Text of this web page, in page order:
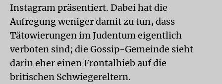
Instagram präsentiert. Dabei hat die
Aufregung weniger damit zu tun, dass
Tätowierungen im Judentum eigentlich
verboten sind; die Gossip-Gemeinde sieht
darin eher einen Frontalhieb auf die
britischen Schwiegereltern.